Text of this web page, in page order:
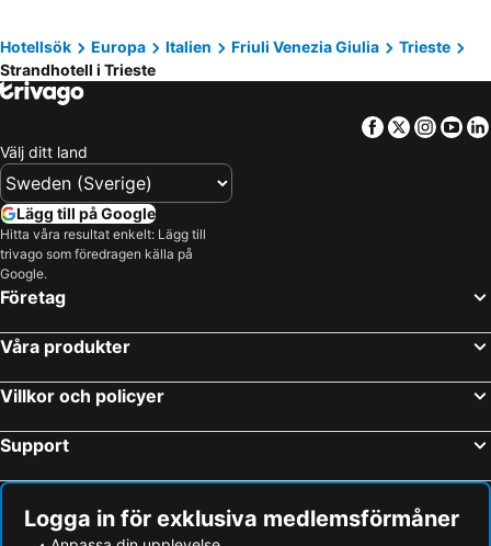
Hotellsök Europa Italien Friuli Venezia Giulia
Trieste
Strandhotell i Trieste
Facebook
Twitter
Välj ditt land
Lägg till på Google
Hitta våra resultat enkelt: Lägg till
trivago som föredragen källa på
Google.
Företag
Våra produkter
Villkor och policyer
Support
Logga in för exklusiva medlemsförmåner